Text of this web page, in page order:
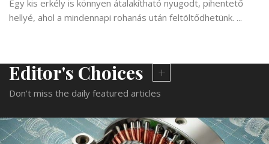
Egy kis erkély is könnyen átalakítható nyugodt, pihentető
hellyé, ahol a mindennapi rohanás után feltöltődhetünk. ...
Editor's Choices
Don't miss the daily featured articles